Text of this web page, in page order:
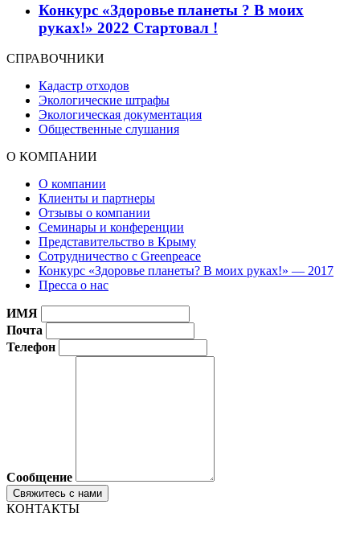
Конкурс «Здоровье планеты ? В моих
руках!» 2022 Стартовал !
СПРАВОЧНИКИ
Кадастр отходов
Экологические штрафы
Экологическая документация
Общественные слушания
О КОМПАНИИ
О компании
Клиенты и партнеры
Отзывы о компании
Семинары и конференции
Представительство в Крыму
Сотрудничество с Greenpeace
Конкурс «Здоровье планеты? В моих руках!» — 2017
Пресса о нас
ИМЯ
Почта
Телефон
Сообщение
КОНТАКТЫ